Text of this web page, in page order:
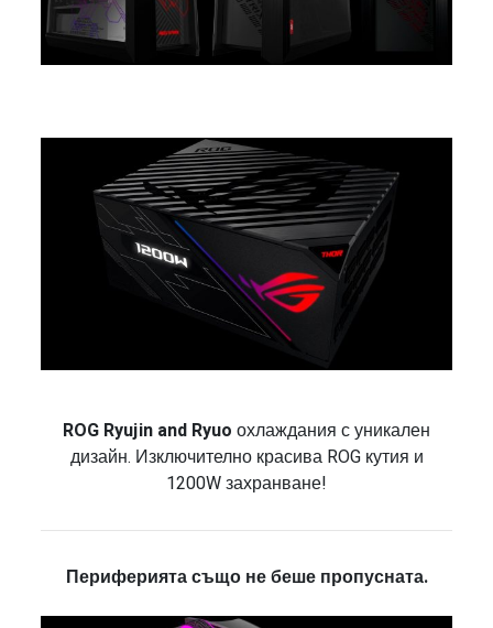
ROG Ryujin and Ryuo охлаждания с уникален
дизайн. Изключително красива ROG кутия и
1200W захранване!
Периферията също не беше пропусната.